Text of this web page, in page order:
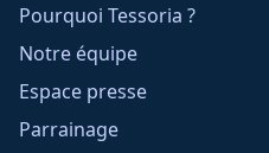
Pourquoi Tessoria ?
Notre équipe
Espace presse
Parrainage